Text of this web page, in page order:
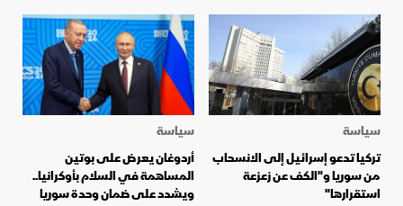
سياسة
تركيا تدعو إسرائيل إلى الانسحاب
من سوريا و"الكف عن زعزعة
استقرارها"
سياسة
أردوغان يعرض على بوتين
المساهمة في السلام بأوكرانيا..
ويشدد على ضمان وحدة سوريا